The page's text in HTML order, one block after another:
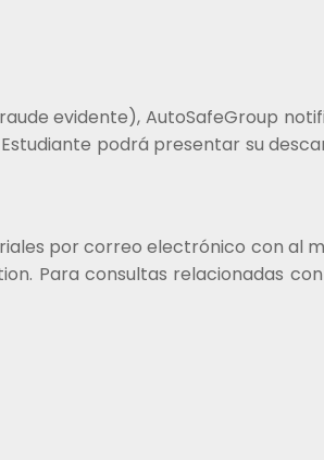
evidente), AutoSafeGroup
podrá presentar su
por correo electrónico con al
Para consultas relacionadas